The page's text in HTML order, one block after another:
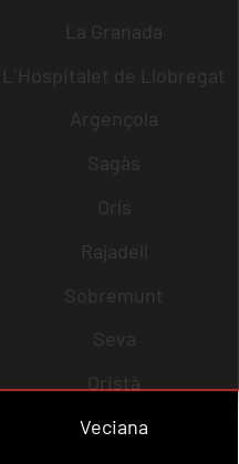
La Granada
L´Hospitalet de Llobregat
Argençola
Sagàs
Orís
Rajadell
Sobremunt
Seva
Oristà
Veciana